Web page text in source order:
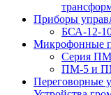
Приборы
БСА-12-
Микрофонные
Серия
ПМ-5 и
Переговорные